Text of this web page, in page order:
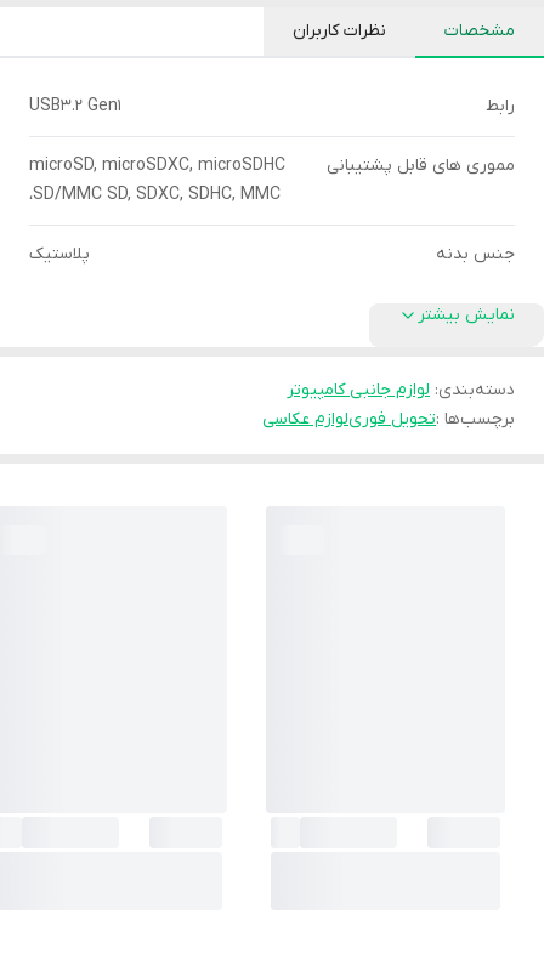
مشخصات نظرات کاربران
رابط USB3.2 Gen1
مموری های قابل پشتیبانی
microSD, microSDXC, microSDHC
،SD/MMC SD, SDXC, SDHC, MMC
جنس بدنه پلاستیک
نمایش بیشتر
دسته‌بندی: لوازم جانبی کامپیوتر
برچسب‌ها :تحویل فوریلوازم عکاسی